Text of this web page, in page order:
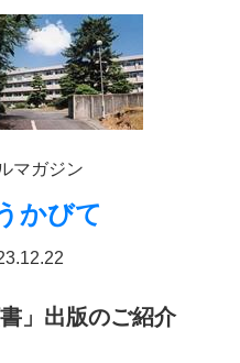
マガジン
かびて
」出版のご紹介